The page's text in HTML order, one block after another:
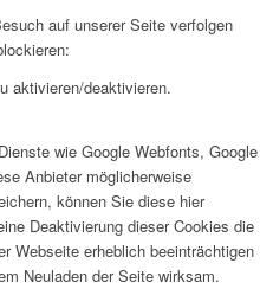
auf unserer Seite verfolgen
aktivieren/deaktivieren.
wie Google Webfonts, Google
Anbieter möglicherweise
können Sie diese hier
Deaktivierung dieser Cookies die
Webseite erheblich beeinträchtigen
Neuladen der Seite wirksam.